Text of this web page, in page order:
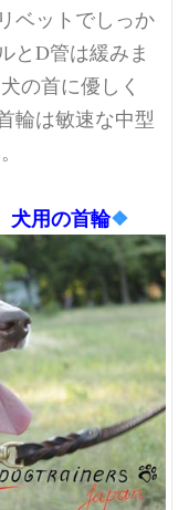
ベットでしっか
とD管は緩みま
の首に優しく
輪は敏速な中型
用の首輪❖